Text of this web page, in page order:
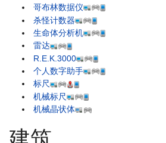
哥布林数据仪
杀怪计数器
生命体分析机
雷达
R.E.K.3000
个人数字助手
标尺
机械标尺
机械晶状体